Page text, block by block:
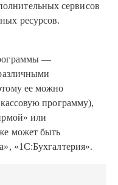
сервисов
ресурсов.
—
ее можно
программу),
или
может быть
«1С:Бухгалтерия».